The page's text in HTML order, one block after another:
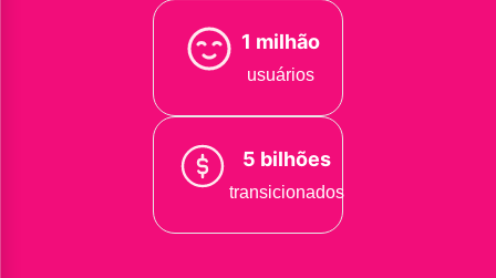
1 milhão
usuários
5 bilhões
transicionados